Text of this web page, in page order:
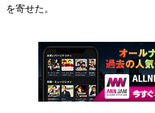
を寄せた。